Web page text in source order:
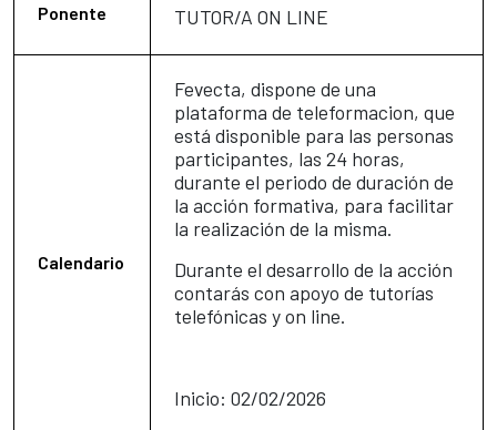
Ponente TUTOR/A ON LINE
Calendario
Fevecta, dispone de una
plataforma de teleformacion, que
está disponible para las personas
participantes, las 24 horas,
durante el periodo de duración de
la acción formativa, para facilitar
la realización de la misma.
Durante el desarrollo de la acción
contarás con apoyo de tutorías
telefónicas y on line.
Inicio: 02/02/2026